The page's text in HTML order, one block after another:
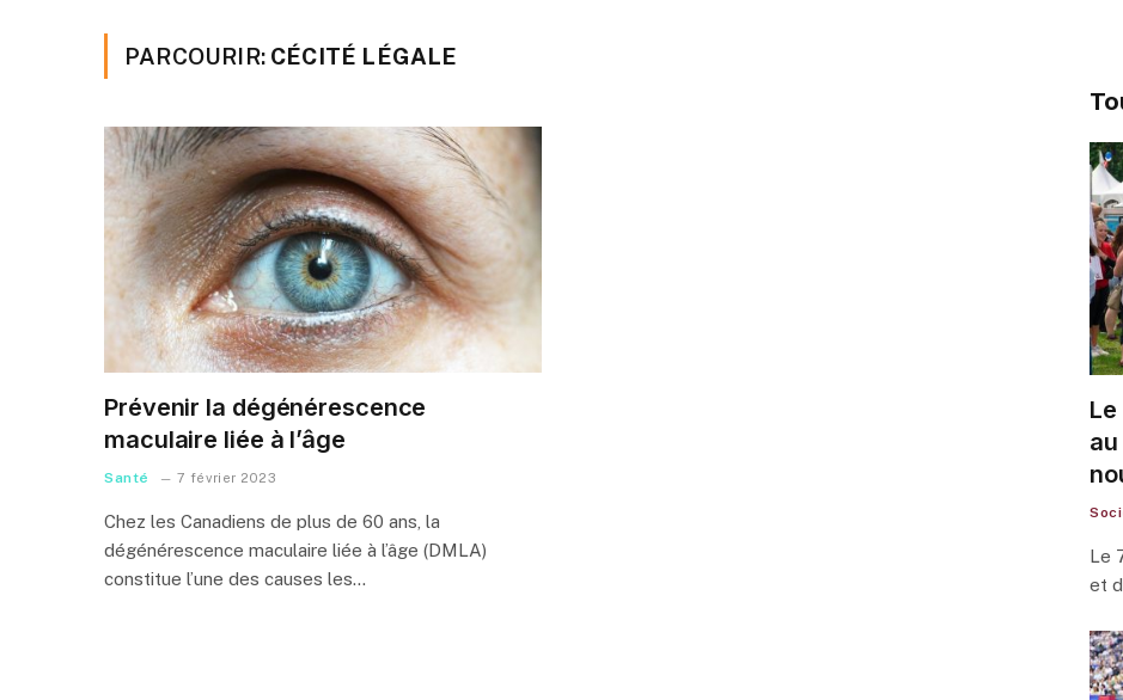
PARCOURIR: CÉCITÉ LÉGALE
Prévenir la dégénérescence
maculaire liée à l’âge
Santé 7 février 2023
Chez les Canadiens de plus de 60 ans, la
dégénérescence maculaire liée à l’âge (DMLA)
constitue l’une des causes les…
Le
et